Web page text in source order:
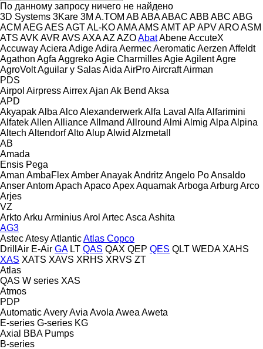
По данному запросу ничего не найдено
3D Systems 3Kare 3M A.TOM AB ABAABAC ABB ABC ABG
ACM AEGAES AGTAL-KOAMAAMS AMTAP APVAROASM
ATS AVK AVR AVS AXAAZ AZOAbatAbeneAccuteX
AccuwayAciera AdigeAdira AermecAeromaticAerzen Affeldt
Agathon Agfa AggrekoAgie CharmillesAgieAgilentAgre
AgroVoltAguilar y SalasAida AirProAircraftAirman
PDS
Airpol AirpressAirrexAjan Ak Bend Aksa
APD
AkyapakAlba AlcoAlexanderwerkAlfa Laval Alfa Alfarimini
AlfatekAllen AllianceAllmand Allround Almi Almig Alpa Alpina
Altech AltendorfAltoAlupAlwid Alzmetall
AB
Amada
Ensis Pega
Aman AmbaFlexAmberAnayakAndritz Angelo PoAnsaldo
AnserAntomApach ApacoApexAquamakArboga Arburg Arco
Arjes
VZ
ArktoArku ArminiusArol ArtecAsca Ashita
AG3
AstecAtesyAtlanticAtlas Copco
DrillAir E-Air GA LT QAS QAX QEP QES QLT WEDA XAHS
XAS XATS XAVS XRHS XRVS ZT
Atlas
QAS W series XAS
Atmos
PDP
AutomaticAveryAvia Avola Awea Aweta
E-series G-series KG
Axial
BBA Pumps
B-series